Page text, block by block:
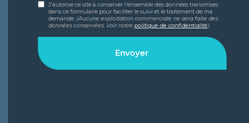
J'autorise ce site à conserver l'ensemble des données transmises
dans ce formulaire pour faciliter le suivi et le traitement de ma
demande. (Aucune exploitation commerciale ne sera faite des
données conservées. Voir notre politique de confidentialité)